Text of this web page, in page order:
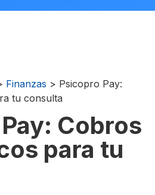
Finanzas > Psicopro Pay:
tu consulta
Cobros
para tu